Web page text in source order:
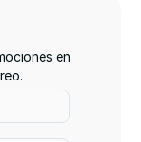
en